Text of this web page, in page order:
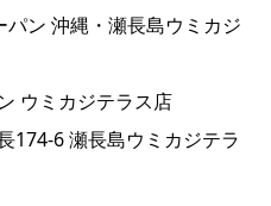
ン 沖縄・瀬長島ウミカジ
ウミカジテラス店
174-6 瀬長島ウミカジテラ